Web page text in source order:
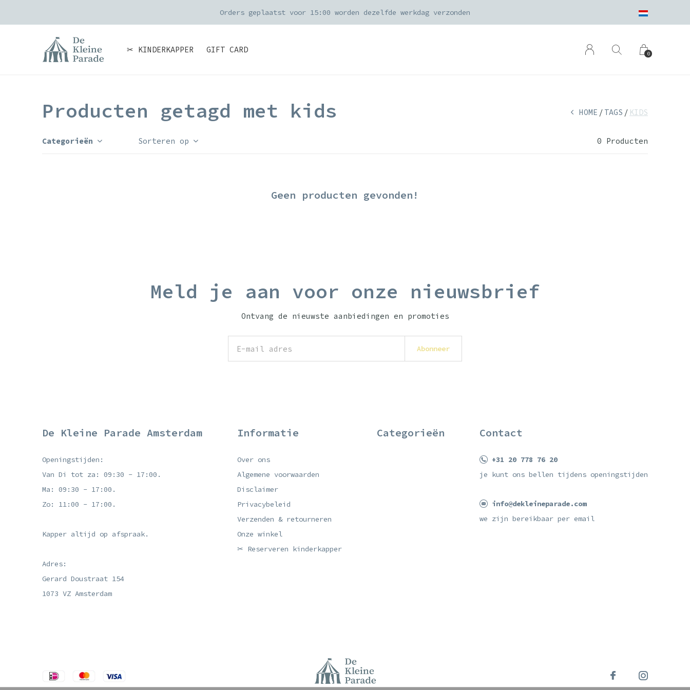
✂ KINDERKAPPER GIFT CARD 0
Orders geplaatst voor 15:00 worden dezelfde werkdag verzonden
Producten getagd met kids HOME TAGS KIDS
Categorieën Sorteren op 0 Producten
Geen producten gevonden!
Meld je aan voor onze nieuwsbrief
Ontvang de nieuwste aanbiedingen en promoties
Abonneer
De Kleine Parade Amsterdam
Openingstijden:
Van Di tot za: 09:30 - 17:00.
Ma: 09:30 - 17:00.
Zo: 11:00 - 17:00.
Kapper altijd op afspraak.
Adres:
Gerard Doustraat 154
1073 VZ Amsterdam
Informatie
Over ons
Algemene voorwaarden
Disclaimer
Privacybeleid
Verzenden & retourneren
Onze winkel
✂ Reserveren kinderkapper
Categorieën Contact
+31 20 778 76 20
je kunt ons bellen tijdens openingstijden
info@dekleineparade.com
we zijn bereikbaar per email